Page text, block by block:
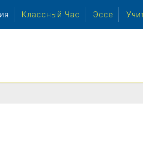
Классный Час Эссе